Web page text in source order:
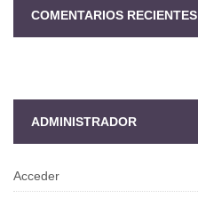
COMENTARIOS RECIENTES
ADMINISTRADOR
Acceder